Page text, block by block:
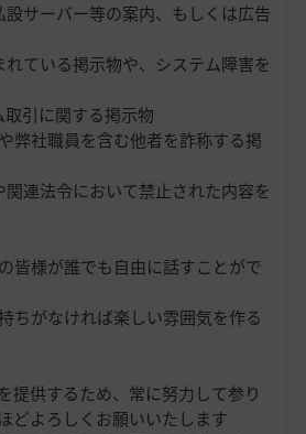
設サーバー等の案内、もしくは広告
ている掲示物や、システム障害を
引に関する掲示物
弊社職員を含む他者を詐称する掲
連法令において禁止された内容を
皆様が誰でも自由に話すことがで
ちがなければ楽しい雰囲気を作る
提供するため、常に努力して参り
どよろしくお願いいたします